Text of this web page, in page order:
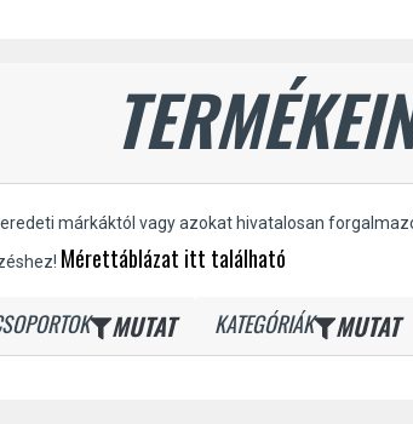
márkáktól vagy azokat hivatalosan
Mérettáblázat itt található
MUTAT KATEGÓRIÁK MUTAT